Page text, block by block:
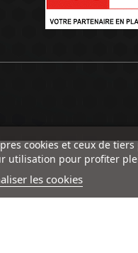
cookies et ceux de
utilisation pour profiter
les cookies